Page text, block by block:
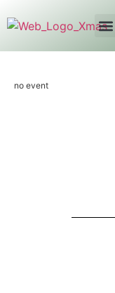
no event